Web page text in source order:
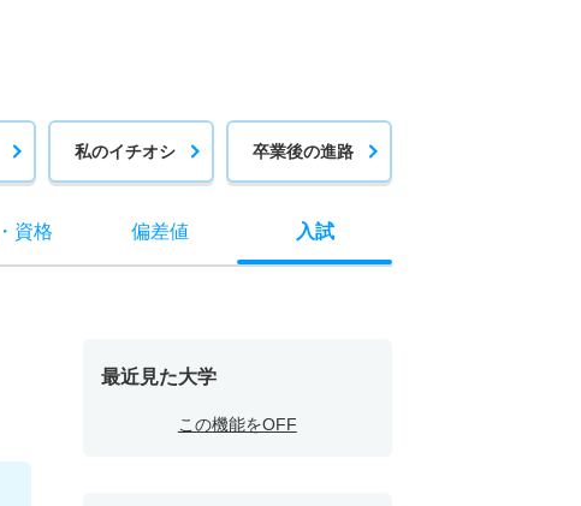
私のイチオシ 卒業後の進路
資格 偏差値 入試
最近見た大学
この機能をOFF